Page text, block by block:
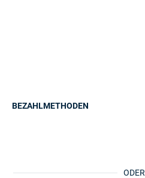
ODER
BEZAHLMETHODEN